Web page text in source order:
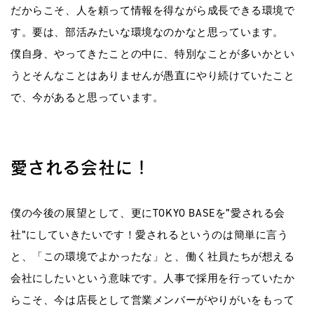
だからこそ、人を頼って情報を得ながら成長できる環境で
す。要は、部活みたいな環境なのかなと思っています。
僕自身、やってきたことの中に、特別なことが多いかとい
うとそんなことはありませんが愚直にやり続けていたこと
で、今があると思っています。
愛される会社に！
僕の今後の展望として、更にTOKYO BASEを”愛される会
社”にしていきたいです！愛されるというのは簡単に言う
と、「この環境でよかったな」と、働く社員たちが想える
会社にしたいという意味です。人事で採用を行っていたか
らこそ、今は店長として営業メンバーがやりがいをもって